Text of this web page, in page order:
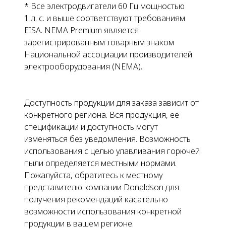
* Все электродвигатели 60 Гц мощностью
1 л. с. и выше соответствуют требованиям
EISA. NEMA Premium является
зарегистрированным товарным знаком
Национальной ассоциации производителей
электрооборудования (NEMA).
Доступность продукции для заказа зависит от
конкретного региона. Вся продукция, ее
спецификации и доступность могут
изменяться без уведомления. Возможность
использования с целью улавливания горючей
пыли определяется местными нормами.
Пожалуйста, обратитесь к местному
представителю компании Donaldson для
получения рекомендаций касательно
возможности использования конкретной
продукции в вашем регионе.